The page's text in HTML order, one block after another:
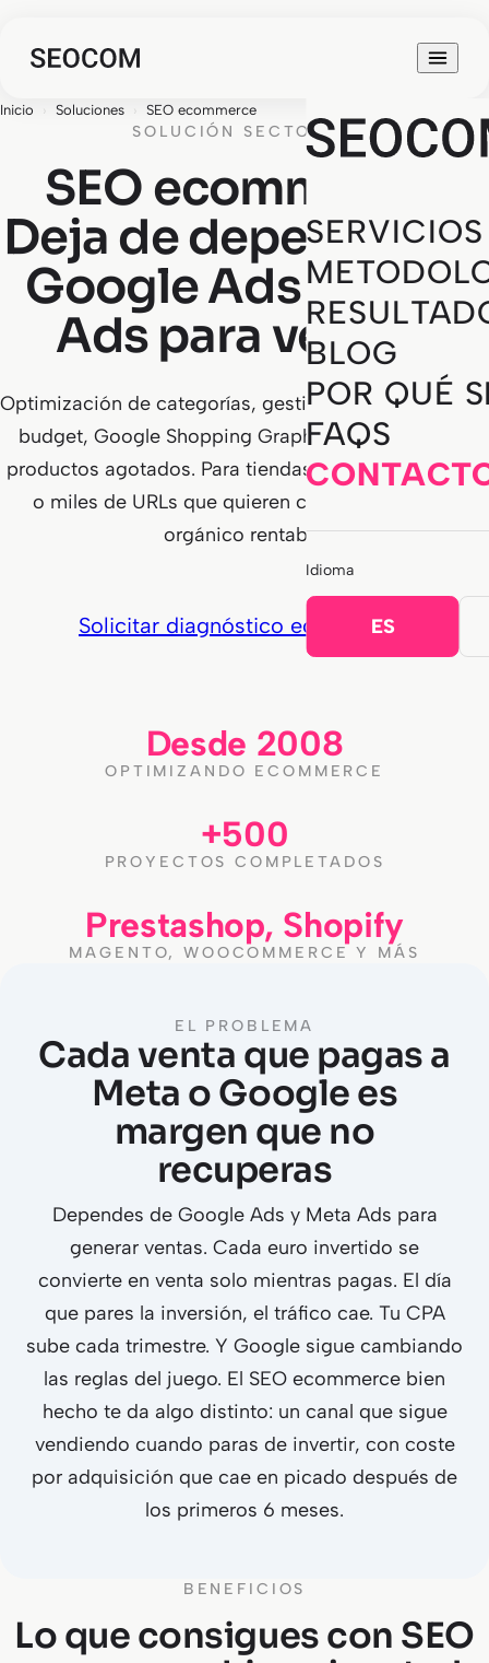
SERVICIOS
BLOG
POR QUÉ
FAQS
Idioma
ES
Inicio › Soluciones › SEO ecommerce
SOLUCIÓN SECTORIAL
SEO ecommerce.
Deja de depender de
Google Ads y Meta
Ads para vender
Optimización de categorías, gestión de facetas, crawl
budget, Google Shopping Graph, recuperación de
productos agotados. Para tiendas online con cientos
o miles de URLs que quieren construir un canal
orgánico rentable.
Solicitar diagnóstico ecommerce
Desde 2008
OPTIMIZANDO ECOMMERCE
+500
PROYECTOS COMPLETADOS
Prestashop, Shopify
MAGENTO, WOOCOMMERCE Y MÁS
EL PROBLEMA
Cada venta que pagas a
Meta o Google es
margen que no
recuperas
Dependes de Google Ads y Meta Ads para
generar ventas. Cada euro invertido se
convierte en venta solo mientras pagas. El día
que pares la inversión, el tráfico cae. Tu CPA
sube cada trimestre. Y Google sigue cambiando
las reglas del juego. El SEO ecommerce bien
hecho te da algo distinto: un canal que sigue
vendiendo cuando paras de invertir, con coste
por adquisición que cae en picado después de
los primeros 6 meses.
BENEFICIOS
Lo que consigues con SEO